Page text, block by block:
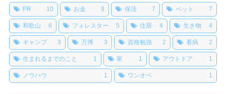
PR 10 お金 9 保活 7 ペット 7
和歌山 6 フォレスター 5 住居 4 生き物 4
キャンプ 3 万博 3 資格勉強 2 看病 2
生まれるまでのこと 1 家 1 アウトドア 1
ノウハウ 1 ワンオペ 1